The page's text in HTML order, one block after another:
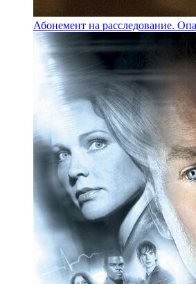
Абонемент на расследование.